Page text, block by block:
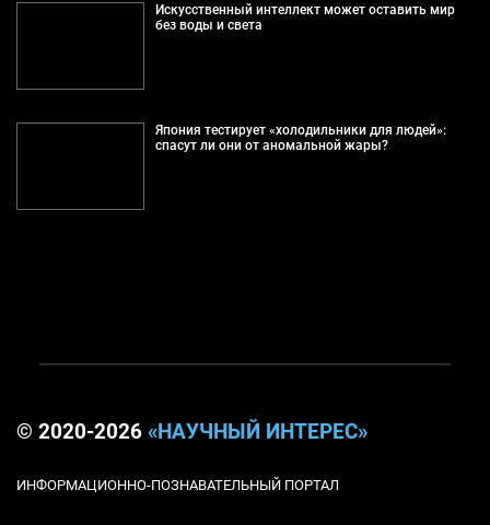
Искусственный интеллект может оставить мир
без воды и света
Япония тестирует «холодильники для людей»:
спасут ли они от аномальной жары?
© 2020-2026 «НАУЧНЫЙ ИНТЕРЕС»
ИНФОРМАЦИОННО-ПОЗНАВАТЕЛЬНЫЙ ПОРТАЛ